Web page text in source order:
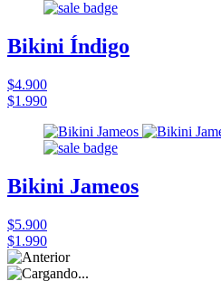
Bikini Índigo
$4.900
$1.990
Bikini Jameos
$5.900
$1.990